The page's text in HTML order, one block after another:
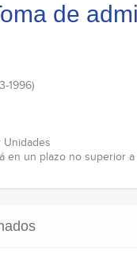
de
1996)
Unidades
en un plazo no superior a